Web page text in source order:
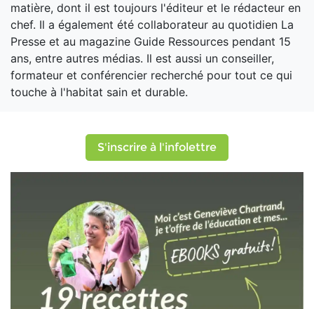
matière, dont il est toujours l'éditeur et le rédacteur en
chef. Il a également été collaborateur au quotidien La
Presse et au magazine Guide Ressources pendant 15
ans, entre autres médias. Il est aussi un conseiller,
formateur et conférencier recherché pour tout ce qui
touche à l'habitat sain et durable.
S'inscrire à l'infolettre